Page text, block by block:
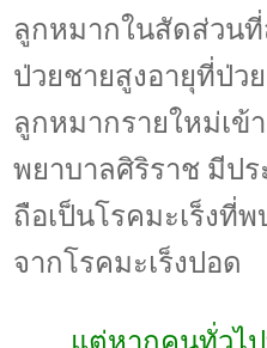
ลูกหมากในสัดส่วน
ป่วยชายสูงอายุที่ป่ว
ลูกหมากรายใหม่เข้
พยาบาลศิริราช มีป
ถือเป็นโรคมะเร็งที่
จากโรคมะเร็งปอด